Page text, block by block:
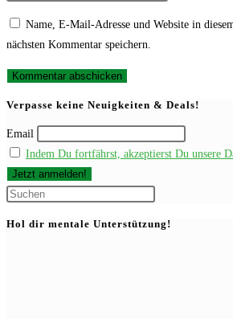
Benutzernamen
Kommentieren
zum
ein
Name, E-Mail-Adresse und Website in
nächsten Kommentar speichern.
Verpasse keine Neuigkeiten & Deals!
Email
Indem Du fortfährst, akzeptierst Du unsere
to
Hol dir mentale Unterstützung!